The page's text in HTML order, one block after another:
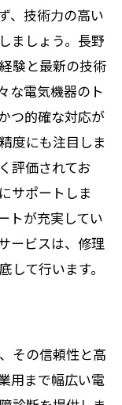
、技術力の高い
ましょう。長野
験と最新の技術
な電気機器のト
つ的確な対応が
度にも注目しま
評価されてお
サポートしま
トが充実してい
ービスは、修理
て行います。
その信頼性と高
用まで幅広い電